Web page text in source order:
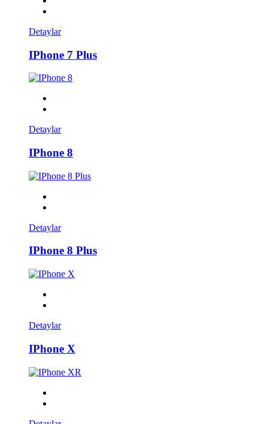
Detaylar
IPhone 7 Plus
Detaylar
IPhone 8
Detaylar
IPhone 8 Plus
Detaylar
IPhone X